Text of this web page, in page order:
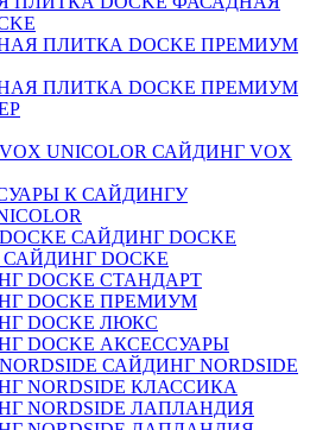
ПЛИТКА DOCKE ПРЕМИУМ
ПЛИТКА DOCKE ПРЕМИУМ
САЙДИНГ VOX
К САЙДИНГУ
САЙДИНГ DOCKE
DOCKE
DOCKE СТАНДАРТ
DOCKE ПРЕМИУМ
DOCKE ЛЮКС
DOCKE АКСЕССУАРЫ
САЙДИНГ NORDSIDE
NORDSIDE КЛАССИКА
NORDSIDE ЛАПЛАНДИЯ